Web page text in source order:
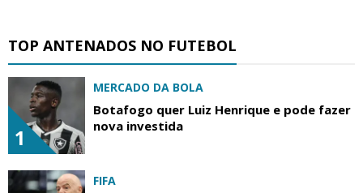
TOP ANTENADOS NO FUTEBOL
1
MERCADO DA BOLA
Botafogo quer Luiz Henrique e pode fazer
nova investida
FIFA